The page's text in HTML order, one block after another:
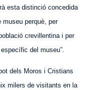
esta distinció concedida
museu perquè, per
crevillentina i per
del museu”.
dels Moros i Cristians
milers de visitants en la